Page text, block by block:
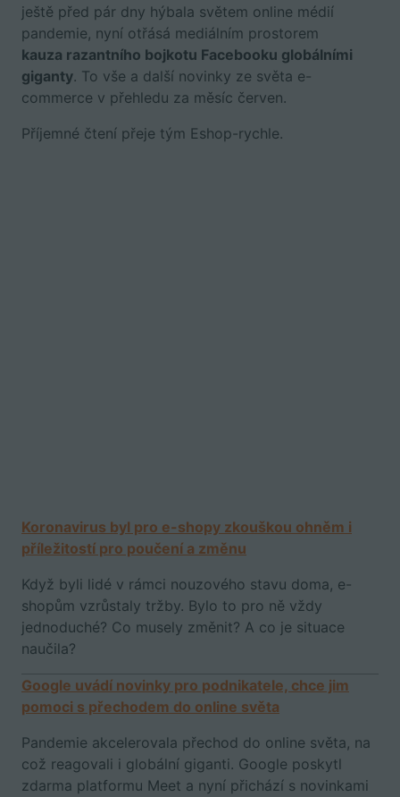
ještě před pár dny hýbala světem online médií
pandemie, nyní otřásá mediálním prostorem
kauza razantního bojkotu Facebooku globálními
giganty. To vše a další novinky ze světa e-
commerce v přehledu za měsíc červen.
Příjemné čtení přeje tým Eshop-rychle.
Koronavirus byl pro e-shopy zkouškou ohněm i
příležitostí pro poučení a změnu
Když byli lidé v rámci nouzového stavu doma, e-
shopům vzrůstaly tržby. Bylo to pro ně vždy
jednoduché? Co musely změnit? A co je situace
naučila?
Google uvádí novinky pro podnikatele, chce jim
pomoci s přechodem do online světa
Pandemie akcelerovala přechod do online světa, na
což reagovali i globální giganti. Google poskytl
zdarma platformu Meet a nyní přichází s novinkami